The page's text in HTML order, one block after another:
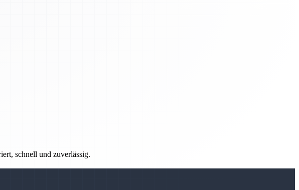
schnell und zuverlässig.